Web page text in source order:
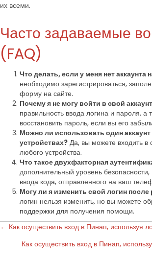
их всеми.
Часто задаваемые
(FAQ)
Что делать, если у меня нет аккаунта
необходимо зарегистрироваться,
форму на сайте.
Почему я не могу войти в свой
правильность ввода логина и пароля, а
восстановить пароль, если вы его
Можно ли использовать один
устройствах? Да, вы можете входить в
любого устройства.
Что такое двухфакторная
дополнительный уровень безопасности,
ввода кода, отправленного на ваш
Могу ли я изменить свой логин после
логин нельзя изменить, но вы можете
поддержки для получения помощи.
Posts
navigation
← Как осуществить вход в Пинап, используя
Как осуществить вход в Пинап,